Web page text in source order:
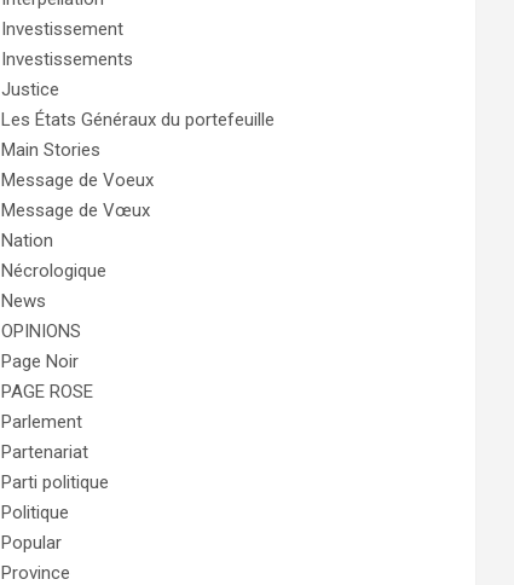
Investissement
Investissements
Justice
Les États Généraux du portefeuille
Main Stories
Message de Voeux
Message de Vœux
Nation
Nécrologique
News
OPINIONS
Page Noir
PAGE ROSE
Parlement
Partenariat
Parti politique
Politique
Popular
Province